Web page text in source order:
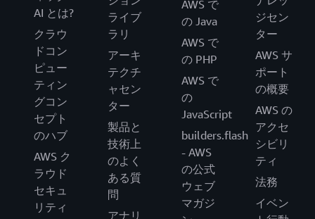
AI とは?
クラウ
ドコン
ピュー
ティン
グコン
セプト
のハブ
AWS ク
ラウド
セキュ
リティ
ライブ
ラリ
アーキ
テクチ
ャセン
ター
製品と
技術上
のよく
ある質
問
アナリ
AWS で
の Java
AWS で
の PHP
AWS で
の
JavaScript
builders.flash
- AWS
の公式
ウェブ
マガジ
ジセン
ター
AWS サ
ポート
の概要
AWS の
アクセ
シビリ
ティ
法務
イベン